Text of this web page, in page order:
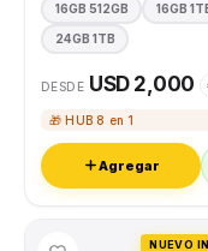
16GB 512GB 16GB
24GB 1TB
DESDE USD 2,000
🎁 HUB 8 en 1
Agregar